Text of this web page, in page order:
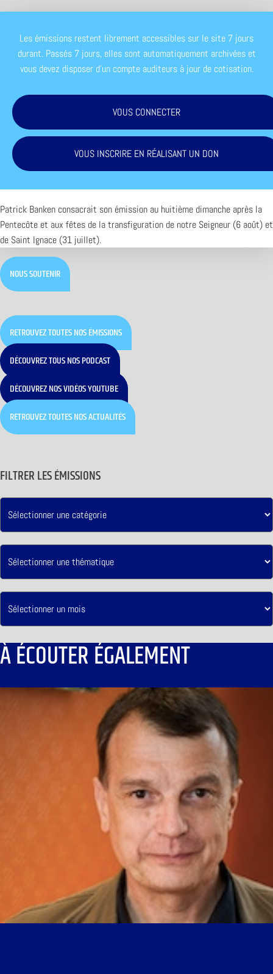
Les émissions restent librement accessibles sur le site 7 jours
durant. Passés 7 jours, elles sont automatiquement archivées et
vous devez disposer d'un compte auditeurs à jour de cotisation.
VOUS CONNECTER
VOUS INSCRIRE EN RÉALISANT UN DON
Patrick Banken consacrait son émission au huitième dimanche après la
Pentecôte et aux fêtes de la transfiguration de notre Seigneur (6 août) et
de Saint Ignace (31 juillet).
NOUS SOUTENIR
RETROUVEZ TOUTES NOS ÉMISSIONS
DÉCOUVREZ TOUS NOS PODCAST
DÉCOUVREZ NOS VIDÉOS YOUTUBE
RETROUVEZ TOUTES NOS ACTUALITÉS
FILTRER LES ÉMISSIONS
À ÉCOUTER ÉGALEMENT